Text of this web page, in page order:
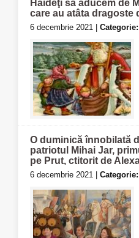
Haideţi să aducem de
care au atâta dragoste
6 decembrie 2021 | Categorie:
O duminică înnobilată
patriotul Mihai Jar,
pe Prut, ctitorit de
6 decembrie 2021 | Categorie: